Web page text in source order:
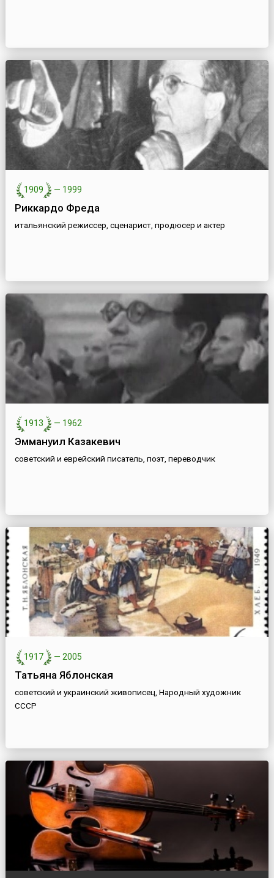
1909 — 1999
Риккардо Фреда
итальянский режиссер, сценарист, продюсер и актер
1913 — 1962
Эммануил Казакевич
советский и еврейский писатель, поэт, переводчик
1917 — 2005
Татьяна Яблонская
советский и украинский живописец, Народный художник
СССР